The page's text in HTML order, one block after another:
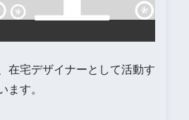
在宅デザイナーとして活動す
ます。